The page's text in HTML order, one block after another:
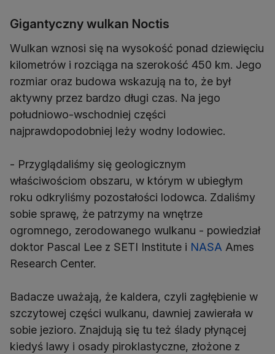
Gigantyczny wulkan Noctis
Wulkan wznosi się na wysokość ponad dziewięciu
kilometrów i rozciąga na szerokość 450 km. Jego
rozmiar oraz budowa wskazują na to, że był
aktywny przez bardzo długi czas. Na jego
południowo-wschodniej części
najprawdopodobniej leży wodny lodowiec.
- Przyglądaliśmy się geologicznym
właściwościom obszaru, w którym w ubiegłym
roku odkryliśmy pozostałości lodowca. Zdaliśmy
sobie sprawę, że patrzymy na wnętrze
ogromnego, zerodowanego wulkanu - powiedział
doktor Pascal Lee z SETI Institute i NASA Ames
Research Center.
Badacze uważają, że kaldera, czyli zagłębienie w
szczytowej części wulkanu, dawniej zawierała w
sobie jezioro. Znajdują się tu też ślady płynącej
kiedyś lawy i osady piroklastyczne, złożone z